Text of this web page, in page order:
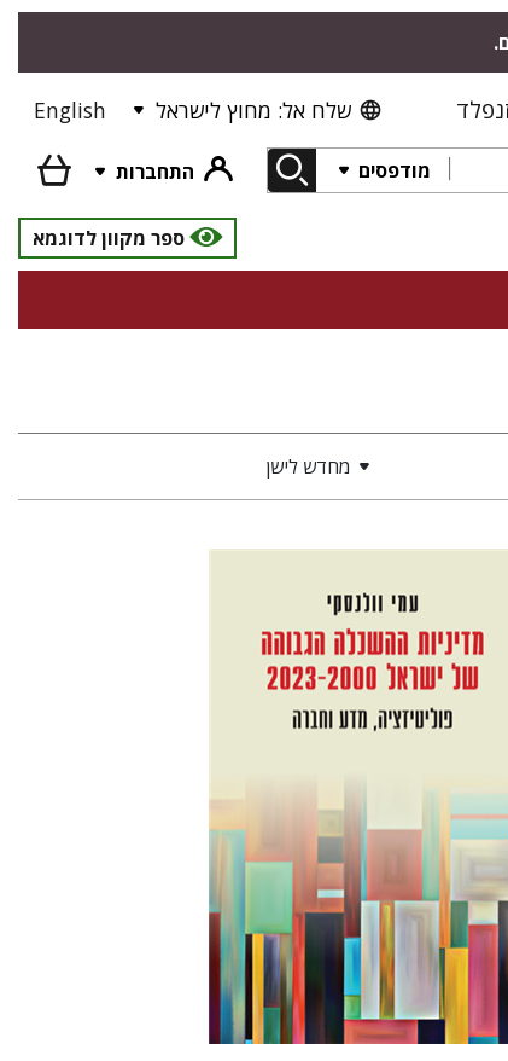
שלח אל: מחוץ לישראל English
מודפסים
התחברות
ספר מקוון לדוגמא
מחדש לישן
עמי וולנסקי
הנחת אתר ספר מודפס
$46
$41